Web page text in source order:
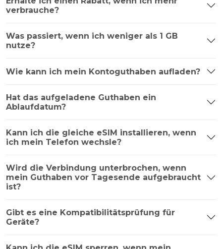
verbrauche?
Was passiert, wenn ich weniger als 1 GB
nutze?
Wie kann ich mein Kontoguthaben aufladen?
Hat das aufgeladene Guthaben ein
Ablaufdatum?
Kann ich die gleiche eSIM installieren, wenn
ich mein Telefon wechsle?
Wird die Verbindung unterbrochen, wenn
mein Guthaben vor Tagesende aufgebraucht
ist?
Gibt es eine Kompatibilitätsprüfung für
Geräte?